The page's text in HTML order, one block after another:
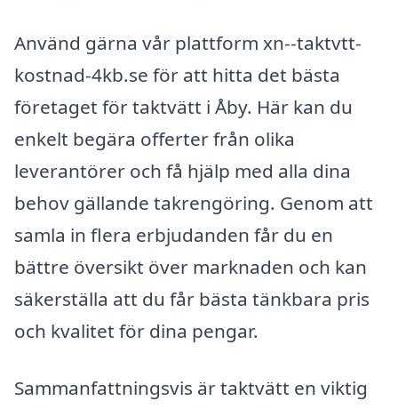
Använd gärna vår plattform xn--taktvtt-
kostnad-4kb.se för att hitta det bästa
företaget för taktvätt i Åby. Här kan du
enkelt begära offerter från olika
leverantörer och få hjälp med alla dina
behov gällande takrengöring. Genom att
samla in flera erbjudanden får du en
bättre översikt över marknaden och kan
säkerställa att du får bästa tänkbara pris
och kvalitet för dina pengar.
Sammanfattningsvis är taktvätt en viktig